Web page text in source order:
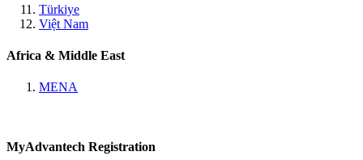
Türkiye
Việt Nam
Africa & Middle East
MENA
MyAdvantech Registration